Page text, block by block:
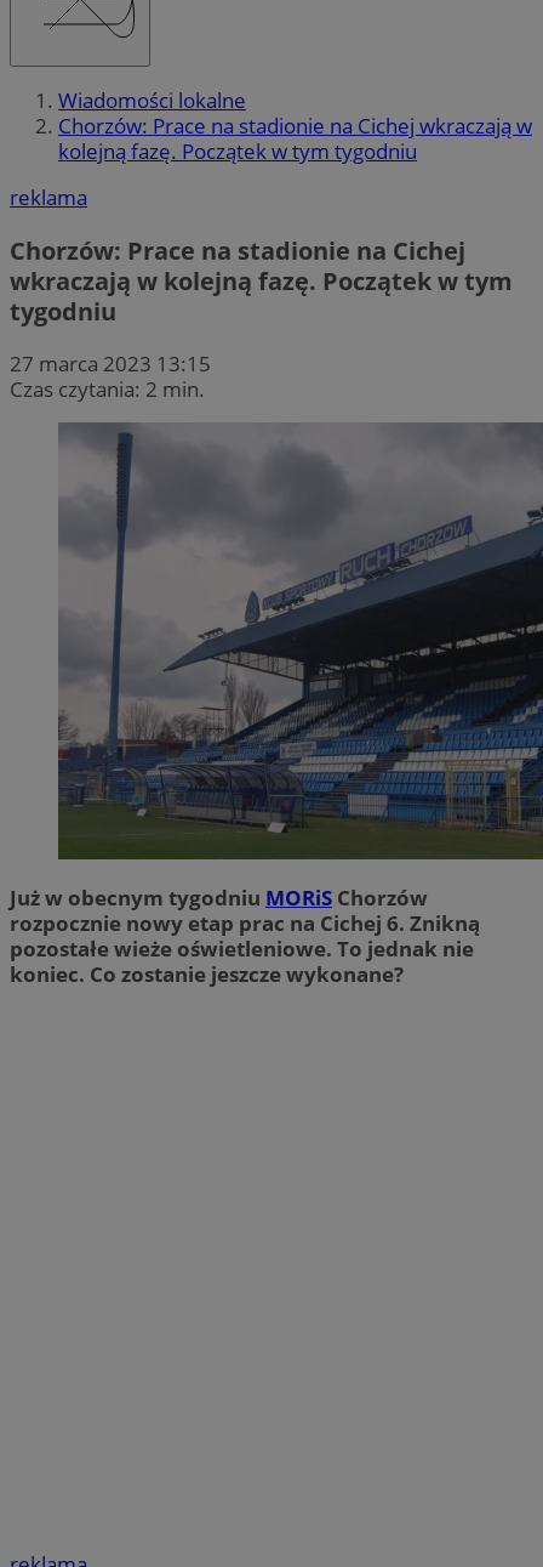
Wiadomości lokalne
Chorzów: Prace na stadionie na Cichej wkraczają w
kolejną fazę. Początek w tym tygodniu
reklama
Chorzów: Prace na stadionie na Cichej
wkraczają w kolejną fazę. Początek w tym
tygodniu
27 marca 2023 13:15
Czas czytania: 2 min.
Już w obecnym tygodniu MORiS Chorzów
rozpocznie nowy etap prac na Cichej 6. Znikną
pozostałe wieże oświetleniowe. To jednak nie
koniec. Co zostanie jeszcze wykonane?